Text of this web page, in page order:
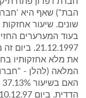
הבת") שאף היא 'חברה
את מלא אחזקותיו
המלאה (להלן -